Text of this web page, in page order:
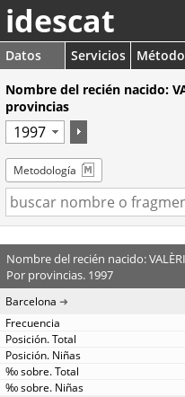
idescat
Datos Servicios
Nombre del recién nacido:
provincias
Metodología
Nombre del recién nacido:
Por provincias. 1997
Barcelona